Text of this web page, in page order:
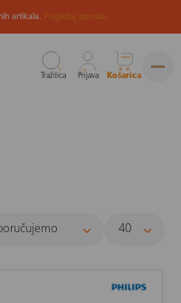
artikala. Pogledaj ponudu
Tražilica Prijava Košarica